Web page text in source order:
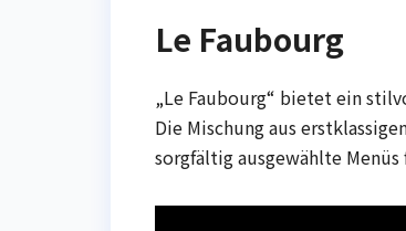
Le Faubourg
„Le Faubourg“ bietet ein
Die Mischung aus
sorgfältig ausgewählte Menüs